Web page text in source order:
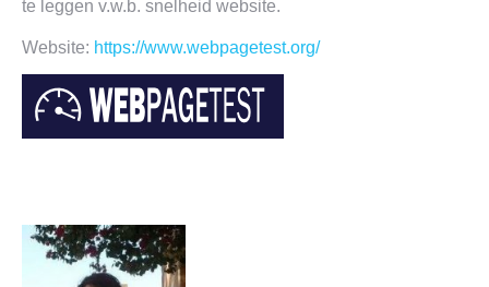
te leggen v.w.b. snelheid website.
Website: https://www.webpagetest.org/